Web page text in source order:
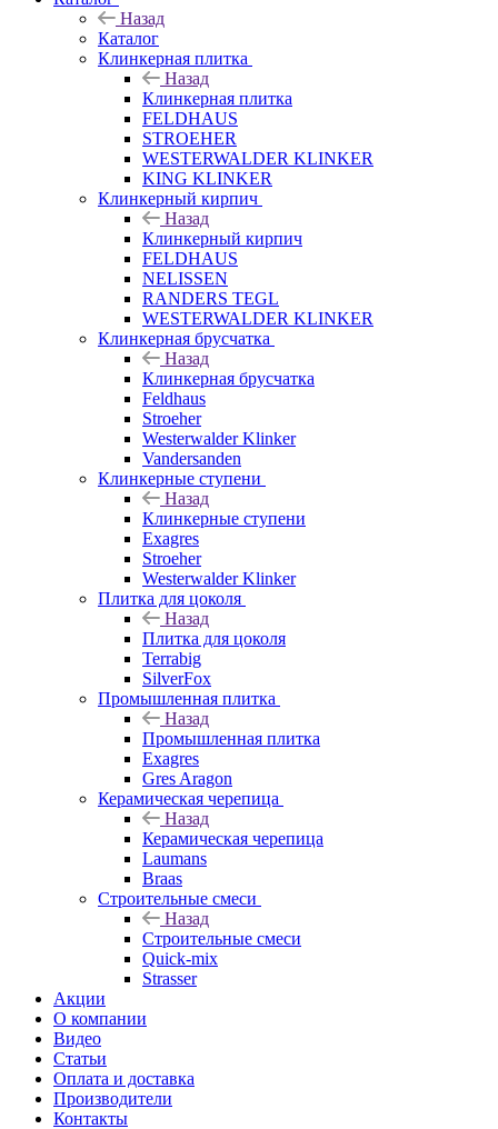
Назад
Каталог
Клинкерная плитка
Назад
Клинкерная плитка
FELDHAUS
STROEHER
WESTERWALDER KLINKER
KING KLINKER
Клинкерный кирпич
Назад
Клинкерный кирпич
FELDHAUS
NELISSEN
RANDERS TEGL
WESTERWALDER KLINKER
Клинкерная брусчатка
Назад
Клинкерная брусчатка
Feldhaus
Stroeher
Westerwalder Klinker
Vandersanden
Клинкерные ступени
Назад
Клинкерные ступени
Exagres
Stroeher
Westerwalder Klinker
Плитка для цоколя
Назад
Плитка для цоколя
Terrabig
SilverFox
Промышленная плитка
Назад
Промышленная плитка
Exagres
Gres Aragon
Керамическая черепица
Назад
Керамическая черепица
Laumans
Braas
Строительные смеси
Назад
Строительные смеси
Quick-mix
Strasser
Акции
О компании
Видео
Статьи
Оплата и доставка
Производители
Контакты